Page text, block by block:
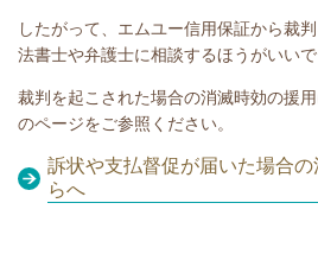
したがって、エムユー信用保証から裁
法書士や弁護士に相談するほうがいいで
裁判を起こされた場合の消滅時効の援
のページをご参照ください。
訴状や支払督促が届いた場合
らへ